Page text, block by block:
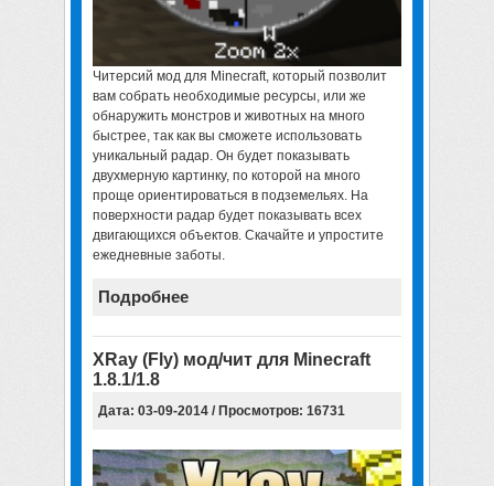
Читерсий мод для Minecraft, который позволит
вам собрать необходимые ресурсы, или же
обнаружить монстров и животных на много
быстрее, так как вы сможете использовать
уникальный радар. Он будет показывать
двухмерную картинку, по которой на много
проще ориентироваться в подземельях. На
поверхности радар будет показывать всех
двигающихся объектов. Скачайте и упростите
ежедневные заботы.
Подробнее
XRay (Fly) мод/чит для Minecraft
1.8.1/1.8
Дата: 03-09-2014 / Просмотров: 16731